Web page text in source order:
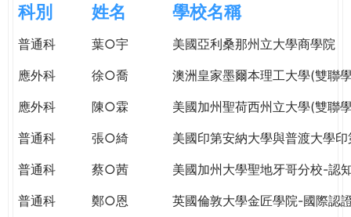
格。
e
r
e
科別 姓名 學校名稱
普通科 葉○宇
美國亞利桑那州立大學商學院
應外科
徐○喬
澳洲皇家墨爾本理工大學(雙聯
應外科
陳○霖
美國加州聖荷西州立大學(雙聯
普通科
張○綺
美國印第安納大學與普渡大學
普通科
蔡○茜
美國加州大學聖地牙哥分校-認
普通科
鄭○恩
英國倫敦大學金匠學院-國際認